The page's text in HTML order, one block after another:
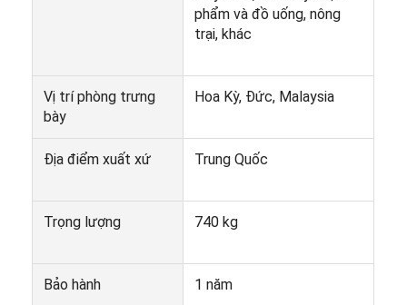
Nhà
Về chúng tôi
phẩm và đồ uống, nông
trại, khác
Vị trí phòng trưng
bày
Hoa Kỳ, Đức, Malaysia
Địa điểm xuất xứ Trung Quốc
Trọng lượng 740 kg
Bảo hành 1 năm